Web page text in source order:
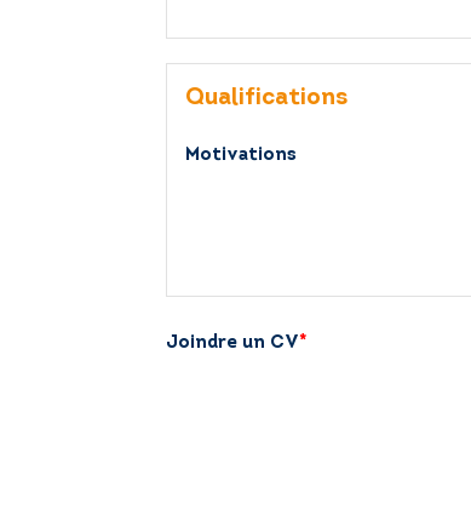
Qualifications
Motivations
Joindre un CV*